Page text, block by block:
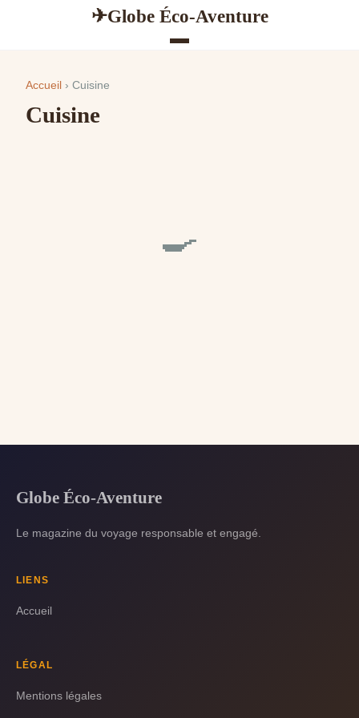
✈Globe Éco-Aventure
Accueil › Cuisine
Cuisine
🍳
Globe Éco-Aventure
Le magazine du voyage responsable et engagé.
LIENS
Accueil
LÉGAL
Mentions légales